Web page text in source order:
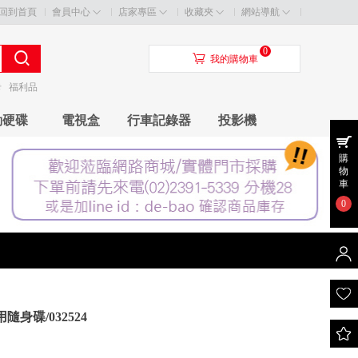
回到首頁 會員中心 店家專區 收藏夾 網站導航
福利品
󰃦 我的購物車
0
碟 電視盒 行車記錄器 投影機
隨身碟/032524
購
物
車
0